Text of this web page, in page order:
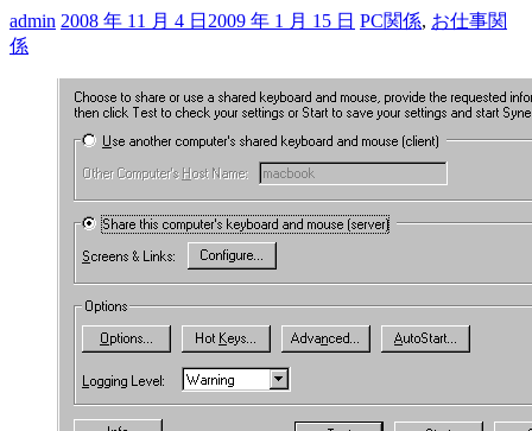
admin 2008 年 11 月 4 日 2009 年 1 月 15 日 PC関係, お仕事関
係